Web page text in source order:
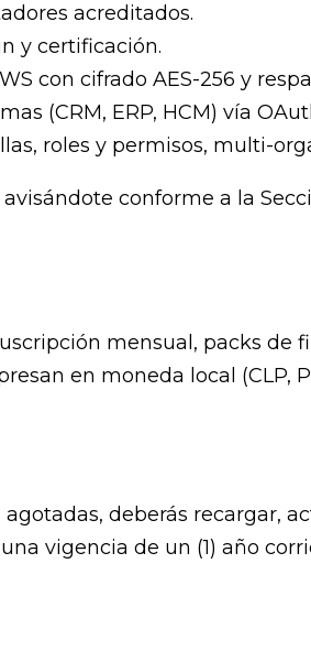
acreditados.
y certificación.
con cifrado AES-256 y
(CRM, ERP, HCM) vía
roles y permisos, multi-
conforme a la
mensual, packs de
en moneda local (CLP,
deberás recargar,
vigencia de un (1) año